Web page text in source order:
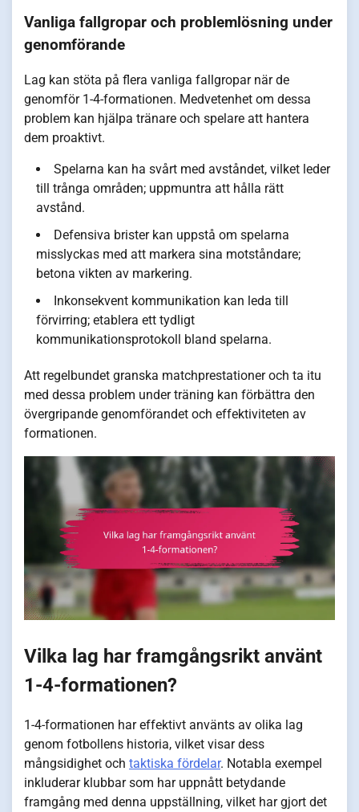
Vanliga fallgropar och problemlösning under
genomförande
Lag kan stöta på flera vanliga fallgropar när de
genomför 1-4-formationen. Medvetenhet om dessa
problem kan hjälpa tränare och spelare att hantera
dem proaktivt.
Spelarna kan ha svårt med avståndet, vilket leder
till trånga områden; uppmuntra att hålla rätt
avstånd.
Defensiva brister kan uppstå om spelarna
misslyckas med att markera sina motståndare;
betona vikten av markering.
Inkonsekvent kommunikation kan leda till
förvirring; etablera ett tydligt
kommunikationsprotokoll bland spelarna.
Att regelbundet granska matchprestationer och ta itu
med dessa problem under träning kan förbättra den
övergripande genomförandet och effektiviteten av
formationen.
Vilka lag har framgångsrikt använt
1-4-formationen?
1-4-formationen har effektivt använts av olika lag
genom fotbollens historia, vilket visar dess
mångsidighet och taktiska fördelar. Notabla exempel
inkluderar klubbar som har uppnått betydande
framgång med denna uppställning, vilket har gjort det